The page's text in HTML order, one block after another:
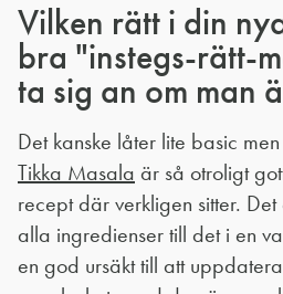
Vilken rätt i din
bra "instegs-rätt-
ta sig an om man
Det kanske låter lite basic
Tikka Masala är så otroligt
recept där verkligen sitter.
alla ingredienser till det i en
en god ursäkt till att